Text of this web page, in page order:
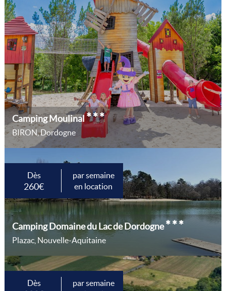
Camping Moulinal***
BIRON, Dordogne
Dès
260€
par semaine
en location
Camping Domaine du Lac de Dordogne***
Plazac, Nouvelle-Aquitaine
Dès
par semaine